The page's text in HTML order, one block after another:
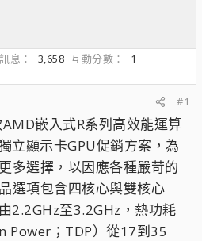
訊息 3,658 互動分數
1
#1
嵌入式R系列高效能運算
立顯示卡GPU促銷方案，為
多選擇，以因應各種嚴苛的
選項包含四核心與雙核心
2.2GHz至3.2GHz，熱功耗
Power；TDP）從17到35